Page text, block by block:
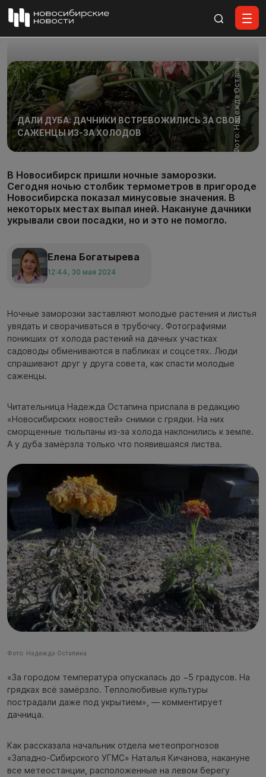
Фото: Надежда Остапина
ДАЛИ ДУБА: ДАЧНИКИ ВСТРЕВОЖИЛИСЬ ЗА СВОИ
САЖЕНЦЫ ИЗ-ЗА ХОЛОДОВ
В Новосибирск пришли ночные заморозки.
Сегодня ночью столбик термометров в пригороде
Новосибирска показал минусовые значения. В
некоторых местах выпал иней. Накануне дачники
укрывали свои посадки, но и это не помогло.
Елена Богатырева
12:44, 30 мая 2024
Ночные заморозки заставляют молодые растения и листья
увядать и сворачиваться в трубочку. Фотографиями
поникших от холода растений на дачных участках
садоводы обмениваются в пабликах и соцсетях. Люди
спрашивают друг у друга совета, как спасти молодые
саженцы.
Читательница Надежда Остапина прислала в редакцию
«Новосибирских новостей» снимки с грядки. На них
сморщенные тюльпаны из-за холода наклонились к земле.
А у дуба замёрзла только что появившаяся листва.
Фото: Надежда Остапина
«За городом температура опускалась до −5 градусов. На
грядках всё замёрзло. Теплолюбивые культуры
пострадали даже под укрытием», — комментирует
дачница.
Как рассказала начальник отдела метеопрогнозов
«Западно-Сибирского УГМС» Наталья Кичанова, накануне
все метеостанции, расположенные на левом берегу